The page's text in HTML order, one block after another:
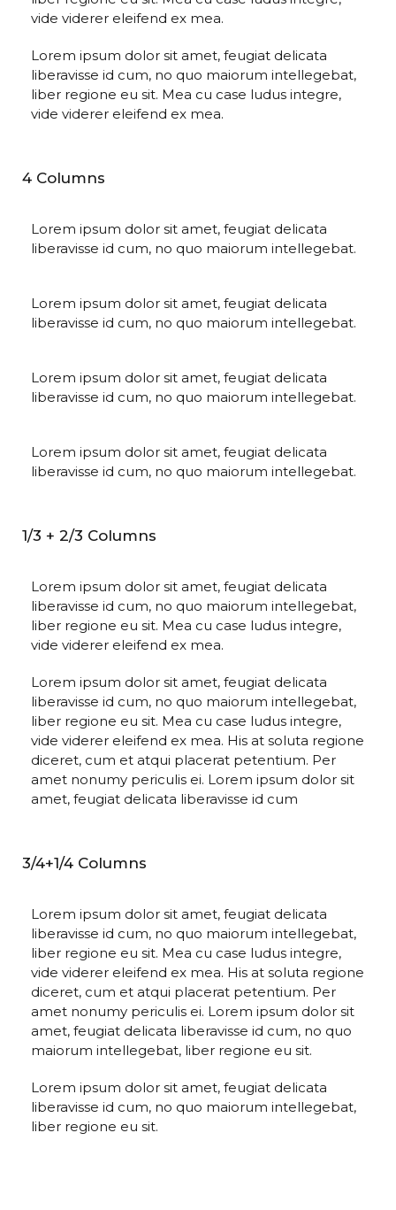
vide viderer eleifend ex mea.
Lorem ipsum dolor sit amet, feugiat delicata
liberavisse id cum, no quo maiorum intellegebat,
liber regione eu sit. Mea cu case ludus integre,
vide viderer eleifend ex mea.
4 Columns
Lorem ipsum dolor sit amet, feugiat delicata
liberavisse id cum, no quo maiorum intellegebat.
Lorem ipsum dolor sit amet, feugiat delicata
liberavisse id cum, no quo maiorum intellegebat.
Lorem ipsum dolor sit amet, feugiat delicata
liberavisse id cum, no quo maiorum intellegebat.
Lorem ipsum dolor sit amet, feugiat delicata
liberavisse id cum, no quo maiorum intellegebat.
1/3 + 2/3 Columns
Lorem ipsum dolor sit amet, feugiat delicata
liberavisse id cum, no quo maiorum intellegebat,
liber regione eu sit. Mea cu case ludus integre,
vide viderer eleifend ex mea.
Lorem ipsum dolor sit amet, feugiat delicata
liberavisse id cum, no quo maiorum intellegebat,
liber regione eu sit. Mea cu case ludus integre,
vide viderer eleifend ex mea. His at soluta regione
diceret, cum et atqui placerat petentium. Per
amet nonumy periculis ei. Lorem ipsum dolor sit
amet, feugiat delicata liberavisse id cum
3/4+1/4 Columns
Lorem ipsum dolor sit amet, feugiat delicata
liberavisse id cum, no quo maiorum intellegebat,
liber regione eu sit. Mea cu case ludus integre,
vide viderer eleifend ex mea. His at soluta regione
diceret, cum et atqui placerat petentium. Per
amet nonumy periculis ei. Lorem ipsum dolor sit
amet, feugiat delicata liberavisse id cum, no quo
maiorum intellegebat, liber regione eu sit.
Lorem ipsum dolor sit amet, feugiat delicata
liberavisse id cum, no quo maiorum intellegebat,
liber regione eu sit.